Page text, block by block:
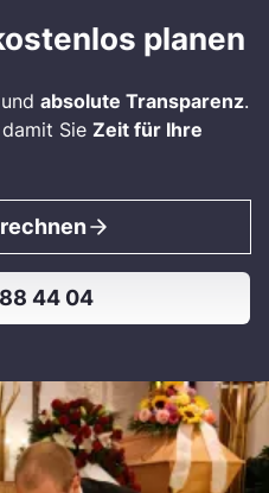
planen
und absolute Transparenz.
Sie Zeit für Ihre
44 04